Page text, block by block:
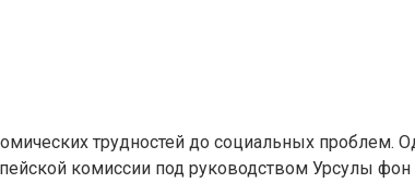
трудностей до социальных проблем.
комиссии под руководством Урсулы фон